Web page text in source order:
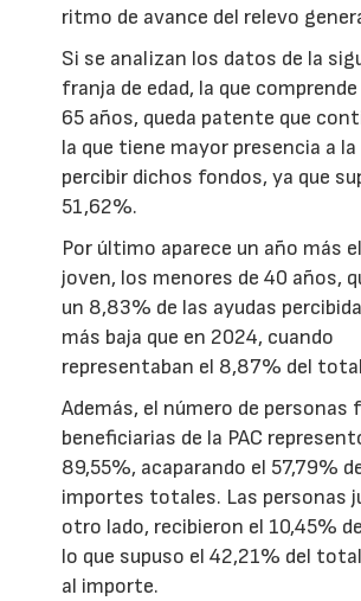
ritmo de avance del relevo
Si se analizan los datos de la
franja de edad, la que
65 años, queda patente que
la que tiene mayor presencia a la
percibir dichos fondos, ya que
51,62%.
Por último aparece un año más
joven, los menores de 40 años,
un 8,83% de las ayudas
más baja que en 2024, cuando
representaban el 8,87% del
Además, el número de personas
beneficiarias de la PAC
89,55%, acaparando el 57,79%
importes totales. Las personas
otro lado, recibieron el 10,45%
lo que supuso el 42,21% del
al importe.